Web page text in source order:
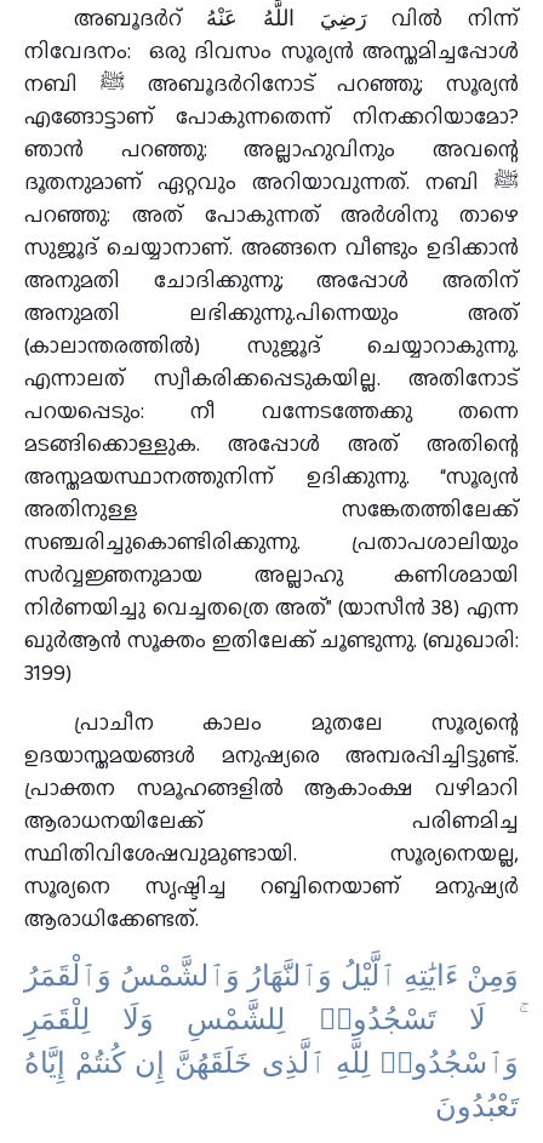
അബൂദർറ് رَضِيَ اللَّهُ عَنْهُ വിൽ നിന്ന്
നിവേദനം: ഒരു ദിവസം സൂര്യൻ അസ്തമിച്ചപ്പോൾ
നബി ﷺ അബൂദർറിനോട് പറഞ്ഞു; സൂര്യൻ
എങ്ങോട്ടാണ് പോകുന്നതെന്ന് നിനക്കറിയാമോ?
ഞാൻ പറഞ്ഞു: അല്ലാഹുവിനും അവന്റെ
ദൂതനുമാണ് ഏറ്റവും അറിയാവുന്നത്. നബി ﷺ
പറഞ്ഞു: അത് പോകുന്നത് അർശിനു താഴെ
സുജൂദ് ചെയ്യാനാണ്. അങ്ങനെ വീണ്ടും ഉദിക്കാൻ
അനുമതി ചോദിക്കുന്നു; അപ്പോൾ അതിന്
അനുമതി ലഭിക്കുന്നു.പിന്നെയും അത്
(കാലാന്തരത്തിൽ) സുജൂദ് ചെയ്യാറാകുന്നു.
എന്നാലത് സ്വീകരിക്കപ്പെടുകയില്ല. അതിനോട്
പറയപ്പെടും: നീ വന്നേടത്തേക്കു തന്നെ
മടങ്ങിക്കൊള്ളുക. അപ്പോൾ അത് അതിന്റെ
അസ്തമയസ്ഥാനത്തുനിന്ന് ഉദിക്കുന്നു. “സൂര്യൻ
അതിനുള്ള സങ്കേതത്തിലേക്ക്
സഞ്ചരിച്ചുകൊണ്ടിരിക്കുന്നു. പ്രതാപശാലിയും
സർവ്വജ്ഞനുമായ അല്ലാഹു കണിശമായി
നിർണയിച്ചു വെച്ചതത്രെ അത്” (യാസീൻ 38) എന്ന
ഖുർആൻ സൂക്തം ഇതിലേക്ക് ചൂണ്ടുന്നു. (ബുഖാരി:
3199)
പ്രാചീന കാലം മുതലേ സൂര്യന്റെ
ഉദയാസ്തമയങ്ങള്‍ മനുഷ്യരെ അമ്പരപ്പിച്ചിട്ടുണ്ട്.
പ്രാക്തന സമൂഹങ്ങളില്‍ ആകാംക്ഷ വഴിമാറി
ആരാധനയിലേക്ക് പരിണമിച്ച
സ്ഥിതിവിശേഷവുമുണ്ടായി. സൂര്യനെയല്ല,
സൂര്യനെ സൃഷ്ടിച്ച റബ്ബിനെയാണ് മനുഷ്യര്‍
ആരാധിക്കേണ്ടത്.
وَمِنْ ءَايَٰتِهِ ٱلَّيْلُ وَٱلنَّهَارُ وَٱلشَّمْسُ وَٱلْقَمَرُ
ۚ لَا تَسْجُدُوا۟ لِلشَّمْسِ وَلَا لِلْقَمَرِ
وَٱسْجُدُوا۟ لِلَّهِ ٱلَّذِى خَلَقَهُنَّ إِن كُنتُمْ إِيَّاهُ
تَعْبُدُونَ